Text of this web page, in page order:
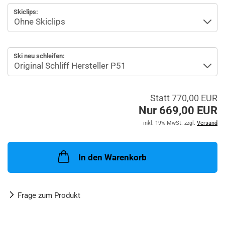
Skiclips:
Ski neu schleifen:
Statt 770,00 EUR
Nur 669,00 EUR
inkl. 19% MwSt. zzgl. Versand
In den Warenkorb
Frage zum Produkt